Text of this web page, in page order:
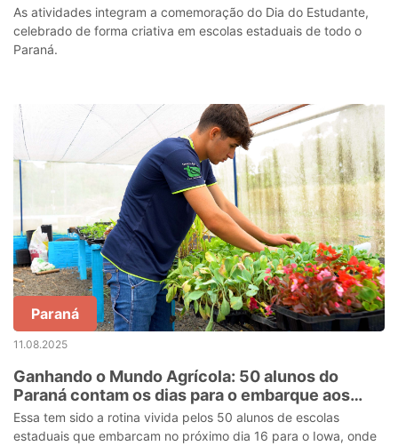
As atividades integram a comemoração do Dia do Estudante,
celebrado de forma criativa em escolas estaduais de todo o
Paraná.
Paraná
11.08.2025
Ganhando o Mundo Agrícola: 50 alunos do
Paraná contam os dias para o embarque aos
EUA
Essa tem sido a rotina vivida pelos 50 alunos de escolas
estaduais que embarcam no próximo dia 16 para o Iowa, onde